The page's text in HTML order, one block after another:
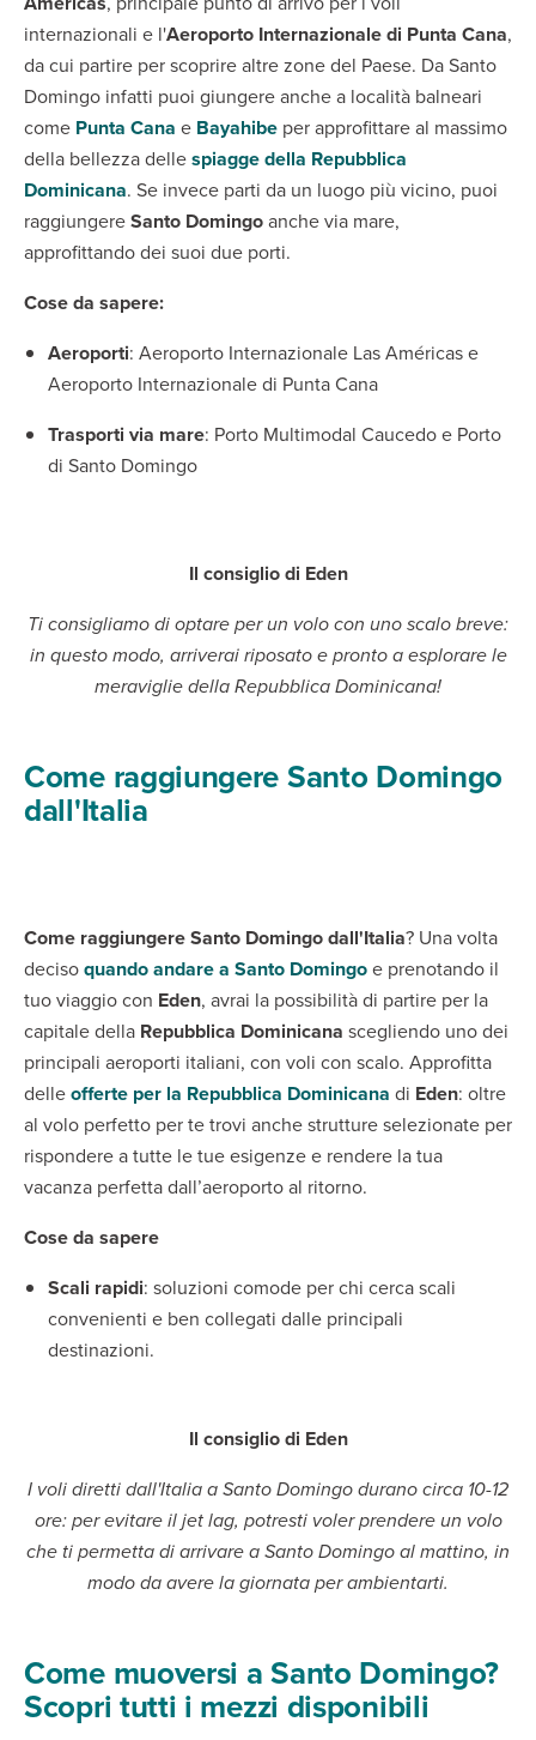
internazionali e l'Aeroporto Internazionale di Punta Cana,
da cui partire per scoprire altre zone del Paese. Da Santo
Domingo infatti puoi giungere anche a località balneari
come Punta Cana e Bayahibe per approfittare al massimo
della bellezza dellespiagge della Repubblica
Dominicana. Se invece parti da un luogo più vicino, puoi
raggiungereSanto Domingoanche via mare,
approfittando dei suoi due porti.
Cose da sapere:
Aeroporti: Aeroporto Internazionale Las Américas e
Aeroporto Internazionale di Punta Cana
Trasporti via mare: Porto Multimodal Caucedo e Porto
di Santo Domingo
Il consiglio di Eden
Ti consigliamo di optare per un volo con uno scalo breve:
in questo modo, arriverai riposato e pronto a esplorare le
meraviglie della Repubblica Dominicana!
Come raggiungere Santo Domingo
dall'Italia
Come raggiungere Santo Domingo dall'Italia? Una volta
decisoquando andare a Santo Domingoe prenotando il
tuo viaggio con Eden, avrai la possibilità di partire per la
capitale della Repubblica Dominicana scegliendo uno dei
principali aeroporti italiani, con voli con scalo. Approfitta
delleofferte per la Repubblica Dominicana di Eden: oltre
al volo perfetto per te trovi anche strutture selezionate per
rispondere a tutte le tue esigenze e rendere la tua
vacanza perfetta dall’aeroporto al ritorno.
Cose da sapere
Scali rapidi: soluzioni comode per chi cerca scali
convenienti e ben collegati dalle principali
destinazioni.
Il consiglio di Eden
I voli diretti dall'Italia a Santo Domingo durano circa 10-12
ore: per evitare il jet lag, potresti voler prendere un volo
che ti permetta di arrivare a Santo Domingo al mattino, in
modo da avere la giornata per ambientarti.
Come muoversi a Santo Domingo?
Scopri tutti i mezzi disponibili